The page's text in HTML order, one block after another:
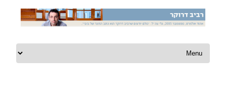
Skip to content